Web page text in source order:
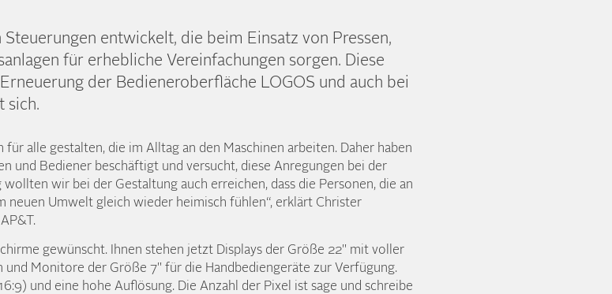
entwickelt, die beim Einsatz von Pressen,
für erhebliche Vereinfachungen sorgen. Diese
der Bedieneroberfläche LOGOS und auch bei
sich.
alle gestalten, die im Alltag an den Maschinen arbeiten. Daher haben
und Bediener beschäftigt und versucht, diese Anregungen bei der
wir bei der Gestaltung auch erreichen, dass die Personen, die an
neuen Umwelt gleich wieder heimisch fühlen“, erklärt Christer
gewünscht. Ihnen stehen jetzt Displays der Größe 22" mit voller
und Monitore der Größe 7" für die Handbediengeräte zur Verfügung.
und eine hohe Auflösung. Die Anzahl der Pixel ist sage und schreibe